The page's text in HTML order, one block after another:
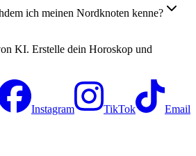
ich meinen Nordknoten kenne?
KI. Erstelle dein Horoskop und
Instagram TikTok Email